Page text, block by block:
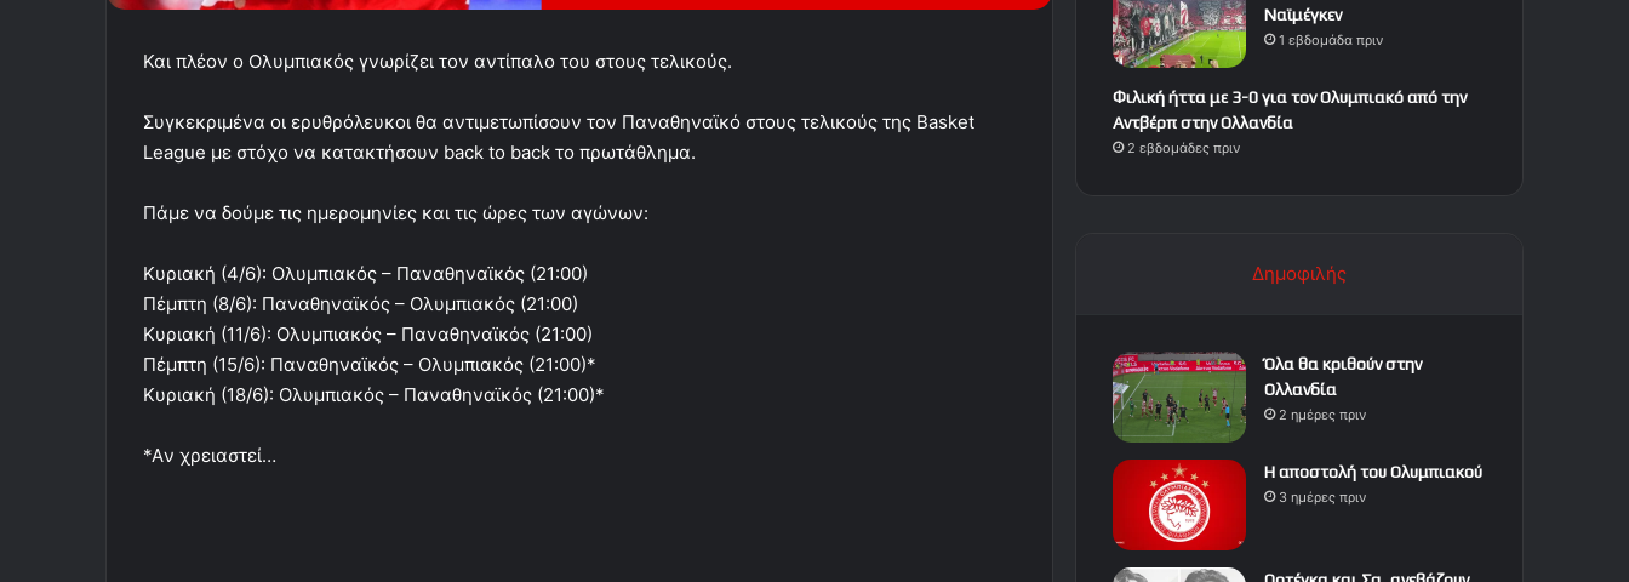
Και πλέον ο Ολυμπιακός γνωρίζει τον αντίπαλο του στους τελικούς.
Συγκεκριμένα οι ερυθρόλευκοι θα αντιμετωπίσουν τον Παναθηναϊκό στους τελικούς της Basket
League με στόχο να κατακτήσουν back to back το πρωτάθλημα.
Πάμε να δούμε τις ημερομηνίες και τις ώρες των αγώνων:
Κυριακή (4/6): Ολυμπιακός – Παναθηναϊκός (21:00)
Πέμπτη (8/6): Παναθηναϊκός – Ολυμπιακός (21:00)
Κυριακή (11/6): Ολυμπιακός – Παναθηναϊκός (21:00)
Πέμπτη (15/6): Παναθηναϊκός – Ολυμπιακός (21:00)*
Κυριακή (18/6): Ολυμπιακός – Παναθηναϊκός (21:00)*
*Aν χρειαστεί…
Ναϊμέγκεν
1 εβδομάδα πριν
Φιλική ήττα με 3-0 για τον Ολυμπιακό από την
Αντβέρπ στην Ολλανδία
2 εβδομάδες πριν
Δημοφιλής
Όλα θα κριθούν στην
Ολλανδία
2 ημέρες πριν
Η αποστολή του Ολυμπιακού
3 ημέρες πριν